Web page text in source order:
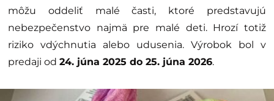
môžu oddeliť malé časti, ktoré predstavujú
nebezpečenstvo najmä pre malé deti. Hrozí totiž
riziko vdýchnutia alebo udusenia. Výrobok bol v
predaji od 24. júna 2025 do 25. júna 2026.